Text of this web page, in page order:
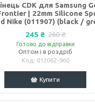
CDK для Samsung
| 22mm Silicone
Nike (011907) (black /
245 ₴ 260 ₴
Готово до відправки
Оптом і в роздріб
012062-960
Купити